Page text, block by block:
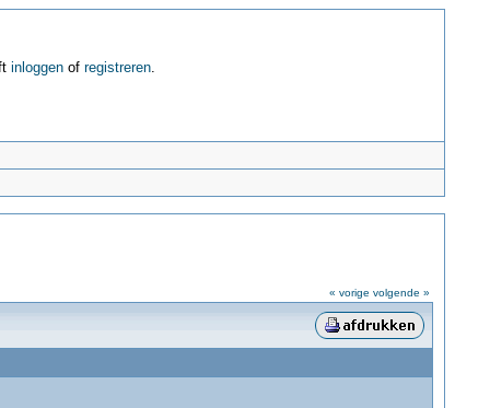
inloggenof registreren.
« vorige volgende »